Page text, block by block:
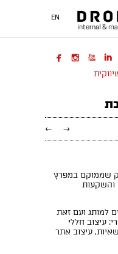
EN
   
→
←
שממוקם במפרץ
והשקעות
למותג ועם זאת
עיצוב חללי
עיצוב אתר